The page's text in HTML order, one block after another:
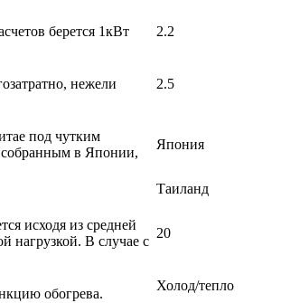
берется 1кВт
2.2
нежели
2.5
под чутким
собранным в Японии,
Япония
Таиланд
исходя из средней
нагрузкой. В случае с
20
обогрева.
Холод/тепло